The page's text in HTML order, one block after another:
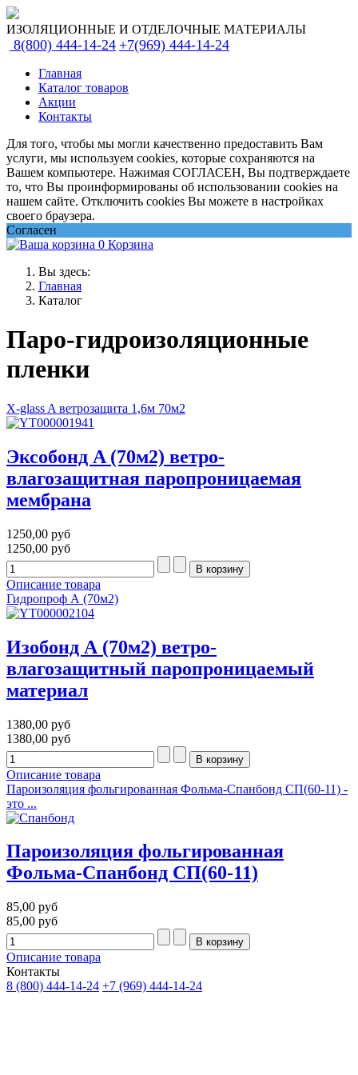
ИЗОЛЯЦИОННЫЕ И ОТДЕЛОЧНЫЕ МАТЕРИАЛЫ
8(800) 444-14-24 +7(969) 444-14-24
Главная
Каталог товаров
Акции
Контакты
Для того, чтобы мы могли качественно предоставить Вам
услуги, мы используем cookies, которые сохраняются на
Вашем компьютере. Нажимая СОГЛАСЕН, Вы подтверждаете
то, что Вы проинформированы об использовании cookies на
нашем сайте. Отключить cookies Вы можете в настройках
своего браузера.
Согласен
0 Корзина
Вы здесь:
Главная
Каталог
Паро-гидроизоляционные
пленки
X-glass A ветрозащита 1,6м 70м2
Эксобонд A (70м2) ветро-
влагозащитная паропроницаемая
мембрана
1250,00 руб
1250,00 руб
Описание товара
Гидропроф А (70м2)
Изобонд А (70м2) ветро-
влагозащитный паропроницаемый
материал
1380,00 руб
1380,00 руб
Описание товара
Пароизоляция фольгированная Фольма-Спанбонд СП(60-11) -
это ...
Пароизоляция фольгированная
Фольма-Спанбонд СП(60-11)
85,00 руб
85,00 руб
Описание товара
Контакты
8 (800) 444-14-24 +7 (969) 444-14-24